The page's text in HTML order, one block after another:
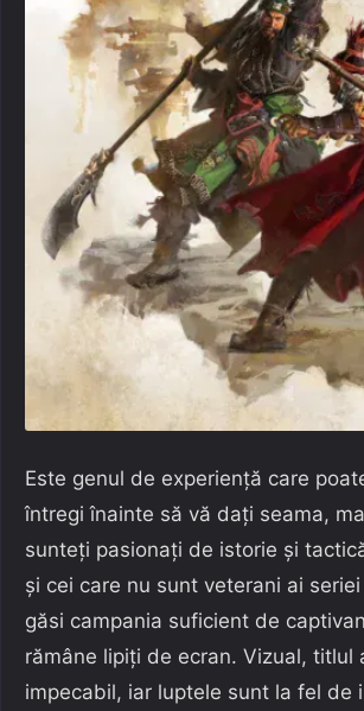
Este genul de experiență care
întregi înainte să vă dați seama,
sunteți pasionați de istorie și
și cei care nu sunt veterani ai
găsi campania suficient de
rămâne lipiți de ecran. Vizual, titlul
impecabil, iar luptele sunt la fel de